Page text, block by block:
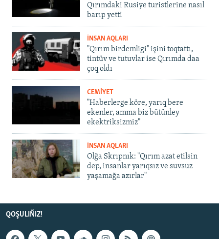
Qırımdaki Rusiye turistlerine nasıl
barıp yetti
İNSAN AQLARI
"Qırım birdemligi" işini toqtattı,
tintüv ve tutuvlar ise Qırımda daa
çoq oldı
CEMİYET
"Haberlerge köre, yarıq bere
ekenler, amma biz bütünley
ekektriksizmiz"
İNSAN AQLARI
Olğa Skrıpnık: "Qırım azat etilsin
dep, insanlar yarıqsız ve suvsuz
yaşamağa azırlar"
QOŞULIÑIZ!